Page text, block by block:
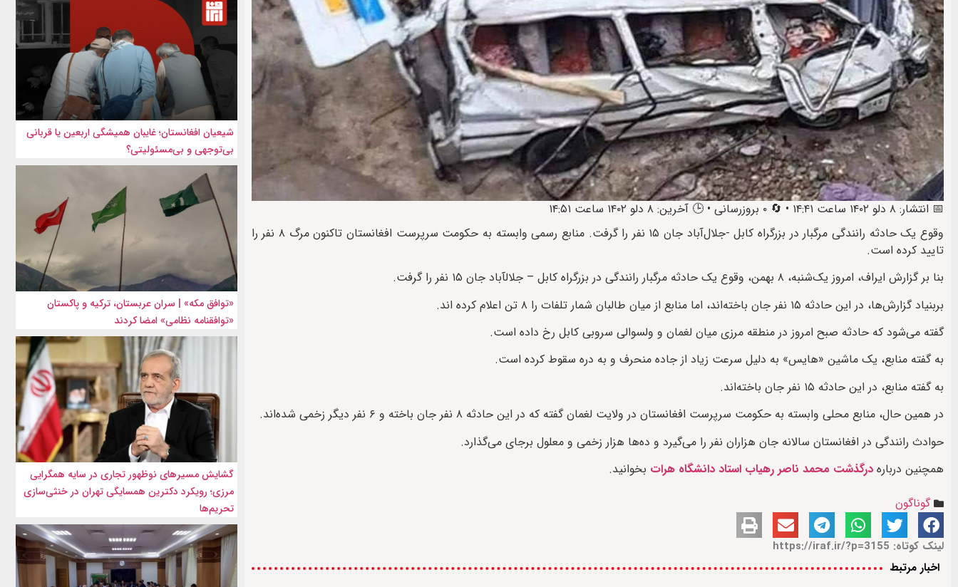
📅 انتشار: ۸ دلو ۱۴۰۲ ساعت ۱۴:۴۱ • 🔄 ۰ بروزرسانی • 🕒 آخرین: ۸ دلو ۱۴۰۲ ساعت ۱۴:۵۱
وقوع یک حادثه رانندگی مرگبار در بزرگراه کابل -جلال‌آباد جان ۱۵ نفر را گرفت. منابع رسمی وابسته به حکومت سرپرست افغانستان تاکنون مرگ ۸ نفر را
تایید کرده است.
بنا بر گزارش ایراف، امروز یک‌شنبه، ۸ بهمن، وقوع یک حادثه‌ مرگبار رانندگی در بزرگراه کابل – جلال‎آباد جان ۱۵ نفر را گرفت.
بربنیاد گزارش‌ها، در این حادثه ۱۵ نفر جان باخته‌اند، اما منابع از میان طالبان شمار تلفات را ۸ تن اعلام کرده اند.
گفته می‌شود که حادثه صبح امروز در منطقه‌ مرزی میان لغمان و ولسوالی سروبی کابل رخ داده است.
به گفته منابع، یک ماشین «هایس» به دلیل سرعت زیاد از جاده منحرف و به دره سقوط کرده است.
به‌ گفته‌ منابع، در این حادثه ۱۵ نفر جان باخته‌اند.
در همین حال، منابع محلی وابسته به حکومت سرپرست افغانستان در ولایت لغمان گفته که در این حادثه ۸ نفر جان باخته و ۶ نفر دیگر زخمی شده‌اند.
حوادث رانندگی در افغانستان سالانه جان هزاران نفر را می‌گیرد و ده‌ها هزار زخمی و معلول برجای می‌گذارد.
همچنین درباره درگذشت محمد ناصر رهیاب استاد دانشگاه هرات بخوانید.
گوناگون
لینک کوتاه: https://iraf.ir/?p=3155
اخبار مرتبط
شیعیان افغانستان؛ غایبان همیشگی اربعین یا قربانی
بی‌توجهی و بی‌مسئولیتی؟
«توافق مکه» | سران عربستان، ترکیه و پاکستان
«توافقنامه نظامی» امضا کردند
گشایش مسیرهای نوظهور تجاری در سایه همگرایی
مرزی؛ رویکرد دکترین همسایگی تهران در خنثی‌سازی
تحریم‌ها